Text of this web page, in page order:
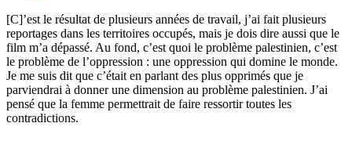
[C]’est le résultat de plusieurs années de travail, j’ai fait plusieurs
reportages dans les territoires occupés, mais je dois dire aussi que le
film m’a dépassé. Au fond, c’est quoi le problème palestinien, c’est
le problème de l’oppression : une oppression qui domine le monde.
Je me suis dit que c’était en parlant des plus opprimés que je
parviendrai à donner une dimension au problème palestinien. J’ai
pensé que la femme permettrait de faire ressortir toutes les
contradictions.